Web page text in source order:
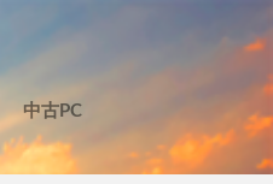
中古PC